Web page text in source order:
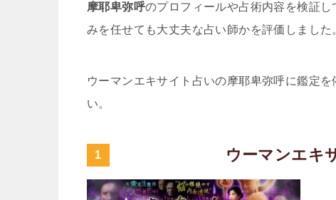
摩耶卑弥呼のプロフィールや占術内容を検証し
みを任せても大丈夫な占い師かを評価しました
ウーマンエキサイト占いの摩耶卑弥呼に鑑定
い。
ウーマンエキ